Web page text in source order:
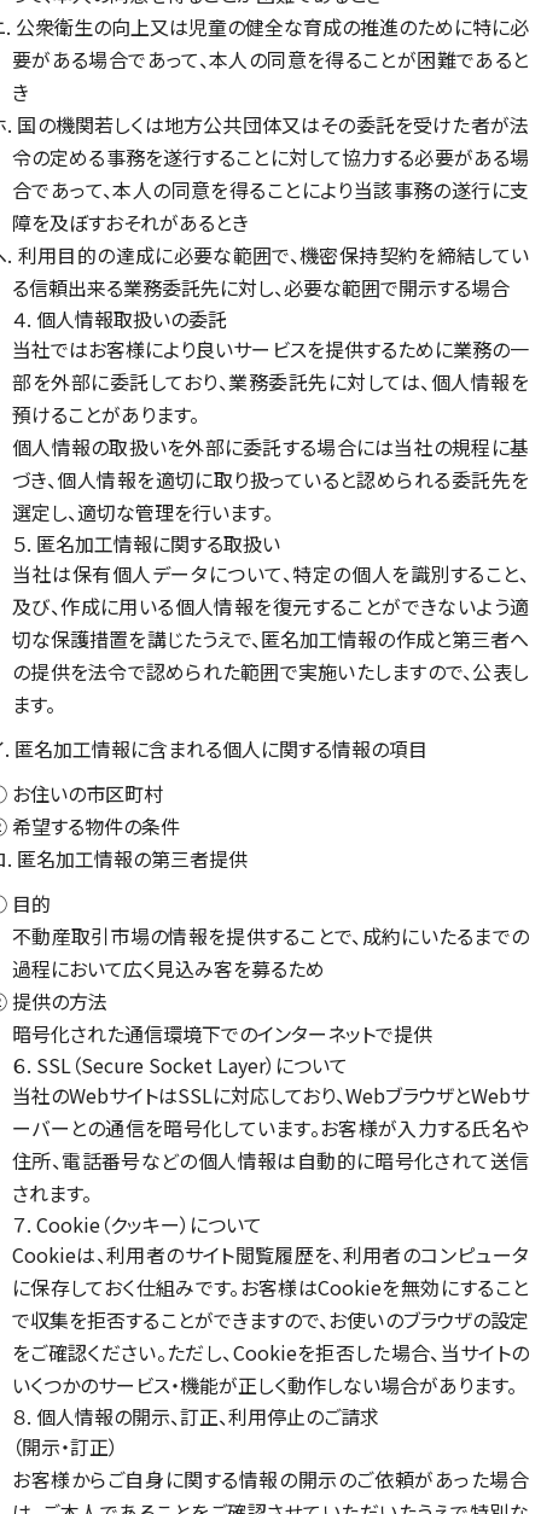
. 公衆衛生の向上又は児童の健全な育成の推進のために特に必
要がある場合であって、本人の同意を得ることが困難であると
き
. 国の機関若しくは地方公共団体又はその委託を受けた者が法
令の定める事務を遂行することに対して協力する必要がある場
合であって、本人の同意を得ることにより当該事務の遂行に支
障を及ぼすおそれがあるとき
. 利用目的の達成に必要な範囲で、機密保持契約を締結してい
る信頼出来る業務委託先に対し、必要な範囲で開示する場合
４. 個人情報取扱いの委託
当社ではお客様により良いサービスを提供するために業務の一
部を外部に委託しており、業務委託先に対しては、個人情報を
預けることがあります。
個人情報の取扱いを外部に委託する場合には当社の規程に基
づき、個人情報を適切に取り扱っていると認められる委託先を
選定し、適切な管理を行います。
５. 匿名加工情報に関する取扱い
当社は保有個人データについて、特定の個人を識別すること、
及び、作成に用いる個人情報を復元することができないよう適
切な保護措置を講じたうえで、匿名加工情報の作成と第三者へ
の提供を法令で認められた範囲で実施いたしますので、公表し
ます。
. 匿名加工情報に含まれる個人に関する情報の項目
住いの市区町村
望する物件の条件
. 匿名加工情報の第三者提供
目的
不動産取引市場の情報を提供することで、成約にいたるまでの
過程において広く見込み客を募るため
供の方法
暗号化された通信環境下でのインターネットで提供
６. SSL（Secure Socket Layer）について
当社のWebサイトはSSLに対応しており、WebブラウザとWebサ
ーバーとの通信を暗号化しています。お客様が入力する氏名や
住所、電話番号などの個人情報は自動的に暗号化されて送信
されます。
７. Cookie（クッキー）について
Cookieは、利用者のサイト閲覧履歴を、利用者のコンピュータ
に保存しておく仕組みです。お客様はCookieを無効にすること
で収集を拒否することができますので、お使いのブラウザの設定
をご確認ください。ただし、Cookieを拒否した場合、当サイトの
いくつかのサービス・機能が正しく動作しない場合があります。
８. 個人情報の開示、訂正、利用停止のご請求
（開示・訂正）
お客様からご自身に関する情報の開示のご依頼があった場合